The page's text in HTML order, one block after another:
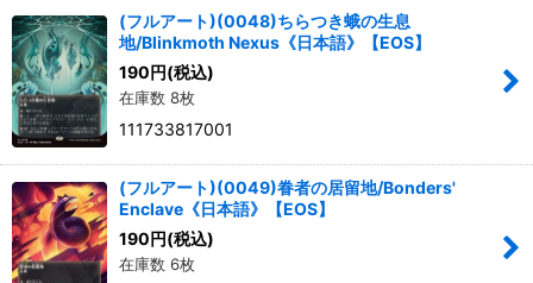
(フルアート)(0048)ちらつき蛾の生息
地/Blinkmoth Nexus《日本語》【EOS】
190円(税込)
在庫数 8枚
111733817001
(フルアート)(0049)眷者の居留地/Bonders'
Enclave《日本語》【EOS】
190円(税込)
在庫数 6枚